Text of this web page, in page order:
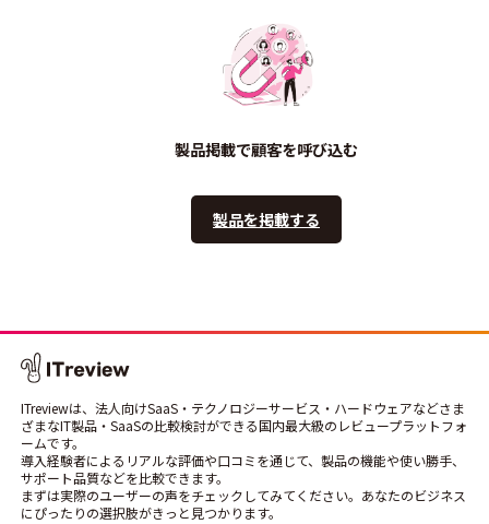
製品掲載で顧客を呼び込む
製品を掲載する
ITreviewは、法人向けSaaS・テクノロジーサービス・ハードウェアなどさま
ざまなIT製品・SaaSの比較検討ができる国内最大級のレビュープラットフォ
ームです。
導入経験者によるリアルな評価や口コミを通じて、製品の機能や使い勝手、
サポート品質などを比較できます。
まずは実際のユーザーの声をチェックしてみてください。あなたのビジネス
にぴったりの選択肢がきっと見つかります。